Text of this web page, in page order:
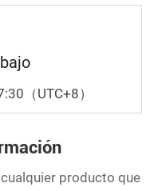
（UTC+8）
producto que